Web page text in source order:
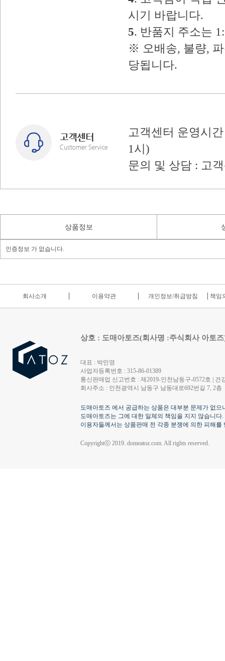
시기 바랍니다.
5. 반품지 주소는
※ 오배송, 불량,
당됩니다.
고객센터 운영시
1시)
문의 및 상담 : 고
상품정보
인증정보 가 없습니다.
회사소개 이용약관 개인정보/취급방침 책임
상호 : 도매아토즈(회사명 :주식회사 아토
대표 : 박민영
사업자등록번호 : 315-86-01389
통신판매업 신고번호 : 제2019-인천남동구-0572호 | 건
회사주소 : 인천광역시 남동구 남동대로692번길 7, 2층
도매아토즈 에서 공급하는 상품은 대부분 문제가 없
도매아토즈는 그에 대한 일체의 책임을 지지 않습니다.
이용자들께서는 상품판매 전 각종 분쟁에 의한 피해
Copyrightⓒ 2019. domeatoz.com. All rights reserved.